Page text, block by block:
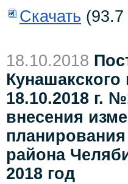
Скачать
18.10.2018
18.10.2018 г.
внесения
района
2018 год